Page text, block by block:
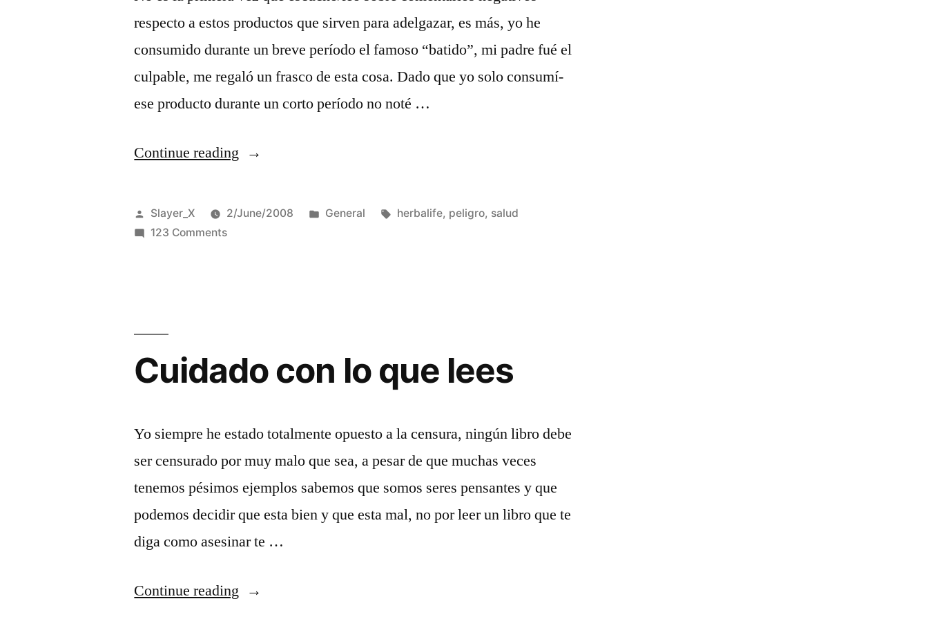
respecto a estos productos que sirven para adelgazar, es más, yo he
consumido durante un breve perí­odo el famoso “batido”, mi padre fué el
culpable, me regaló un frasco de esta cosa. Dado que yo solo consumí­
ese producto durante un corto perí­odo no noté …
Continue reading “Herbalife
es
Posted
by
Slayer_X 2/June/2008
Posted
General Tags:
herbalife, peligro, salud
123 Commentson
salud
Cuidado con lo que lees
Yo siempre he estado totalmente opuesto a la censura, ningún libro debe
ser censurado por muy malo que sea, a pesar de que muchas veces
tenemos pésimos ejemplos sabemos que somos seres pensantes y que
podemos decidir que esta bien y que esta mal, no por leer un libro que te
diga como asesinar te …
Continue reading “Cuidado